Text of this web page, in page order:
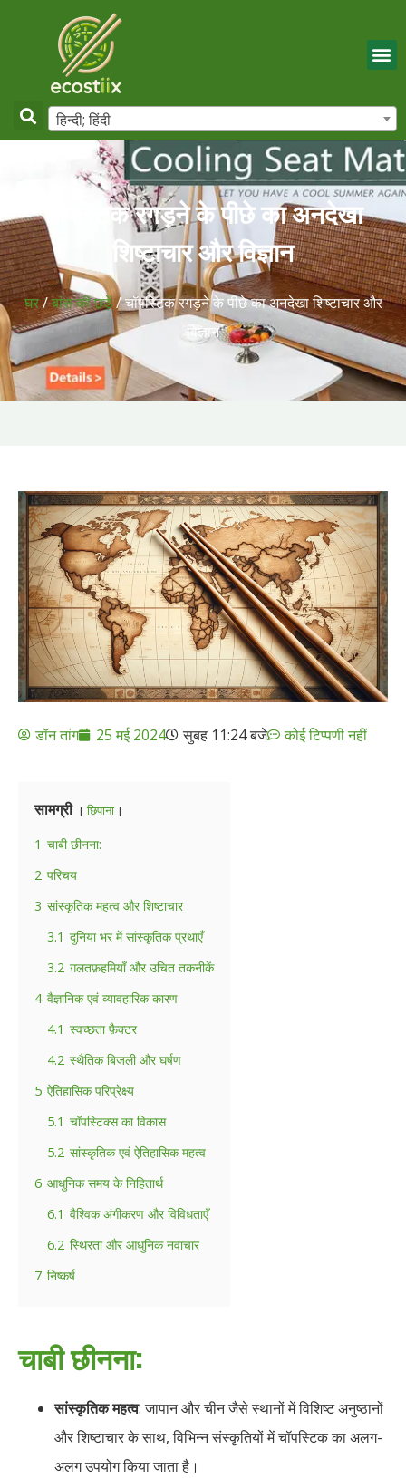
हिन्दी; हिंदी
चॉपस्टिक रगड़ने के पीछे का अनदेखा
शिष्टाचार और विज्ञान
घर/बांस की छड़ें/ चॉपस्टिक रगड़ने के पीछे का अनदेखा शिष्टाचार और
विज्ञान
डॉन तांग 25 मई 2024 सुबह 11:24 बजे कोई टिप्पणी नहीं
सामग्री छिपाना
1 चाबी छीनना:
2 परिचय
3 सांस्कृतिक महत्व और शिष्टाचार
3.1 दुनिया भर में सांस्कृतिक प्रथाएँ
3.2 ग़लतफ़हमियाँ और उचित तकनीकें
4 वैज्ञानिक एवं व्यावहारिक कारण
4.1 स्वच्छता फ़ैक्टर
4.2 स्थैतिक बिजली और घर्षण
5 ऐतिहासिक परिप्रेक्ष्य
5.1 चॉपस्टिक्स का विकास
5.2 सांस्कृतिक एवं ऐतिहासिक महत्व
6 आधुनिक समय के निहितार्थ
6.1 वैश्विक अंगीकरण और विविधताएँ
6.2 स्थिरता और आधुनिक नवाचार
7 निष्कर्ष
चाबी छीनना:
सांस्कृतिक महत्व: जापान और चीन जैसे स्थानों में विशिष्ट अनुष्ठानों
और शिष्टाचार के साथ, विभिन्न संस्कृतियों में चॉपस्टिक का अलग-
अलग उपयोग किया जाता है।